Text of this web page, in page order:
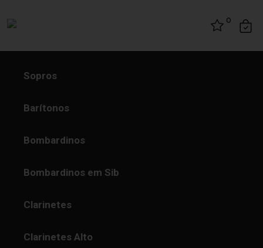
0
Sopros
Barítonos
Bombardinos
Bombardinos em Sib
Clarinetes
Clarinetes Alto